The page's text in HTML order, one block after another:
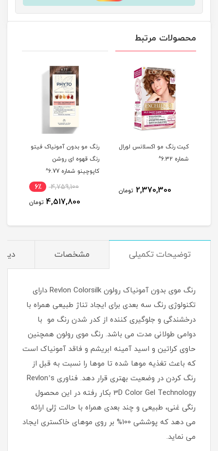
محصولات مرتبط
کیت رنگ مو اکسلانس لورال
شماره 6.32^
2,370,300 تومان
رنگ مو بدون آمونیاک فیتو
رنگ قهوه ای روشن
کاپوچینو شماره 6.77^
4,759,100 6٪
4,517,800 تومان
توضیحات تکمیلی مشخصات
رنگ موی بدون آمونیاک رولون Revlon Colorsilk دارای
تکنولوژی رنگ سه بعدی برای ایجاد تناژ طبیعی همراه با
درخشندگی و جلوگیری کننده از کدر شدن رنگ مو با
دوامی طولانی مدت می باشد. رنگ موی رولون همچنین
حاوی کراتین و اسید آمینه ابریشم و فاقد آمونیاک است
که باعث تغذیه موها شده تا موها را نسبت به قبل از
رنگ کردن در وضعیت بهتری قرار دهد. فناوری Revlon’s
3D Color Gel Technology بکار رفته در این محصول
رنگی غنی، طبیعی و چند بعدی همراه با حالت ژلی ارائه
می دهد که پوششی 100% بر روی موهای خاکستری ایجاد
می نماید.